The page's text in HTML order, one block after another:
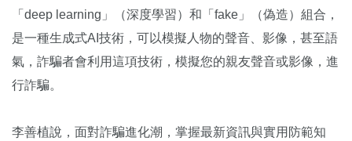
「deep learning」（深度學習）和「fake」（偽造）組合，
是一種生成式AI技術，可以模擬人物的聲音、影像，甚至語
氣，詐騙者會利用這項技術，模擬您的親友聲音或影像，進
行詐騙。
李善植說，面對詐騙進化潮，掌握最新資訊與實用防範知